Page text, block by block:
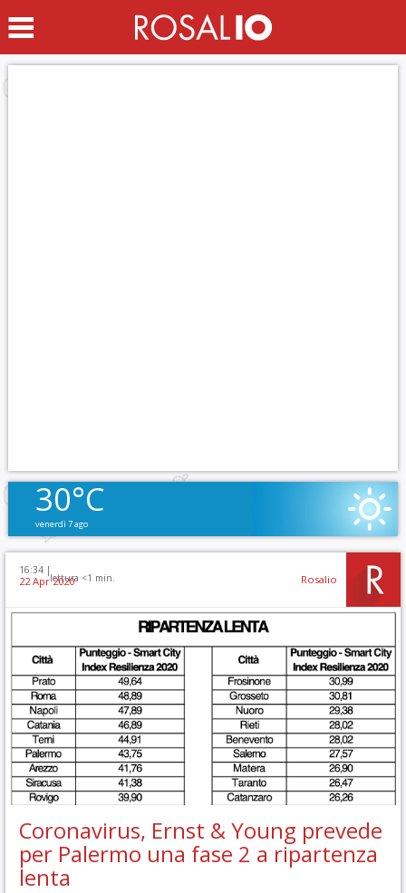
30°C
venerdì 7 ago
16:34 |
lettura <1 min.
22 Apr 2020 Rosalio
Coronavirus, Ernst & Young prevede
per Palermo una fase 2 a ripartenza
lenta